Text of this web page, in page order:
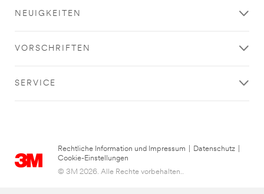
NEUIGKEITEN
VORSCHRIFTEN
SERVICE
Rechtliche Information und Impressum Datenschutz
Cookie-Einstellungen
© 3M 2026. Alle Rechte vorbehalten..